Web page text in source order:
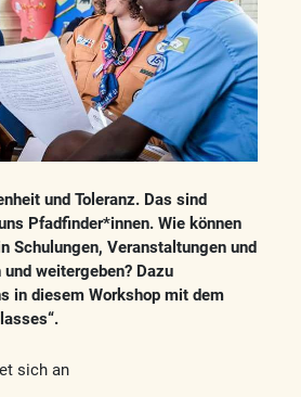
und Toleranz. Das sind
Pfadfinder*innen. Wie können
Schulungen, Veranstaltungen und
und weitergeben? Dazu
in diesem Workshop mit dem
sich an